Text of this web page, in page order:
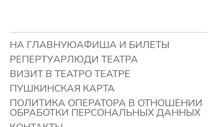
НА ГЛАВНУЮАФИША И БИЛЕТЫ
РЕПЕРТУАРЛЮДИ ТЕАТРА
ВИЗИТ В ТЕАТРО ТЕАТРЕ
ПУШКИНСКАЯ КАРТА
ПОЛИТИКА ОПЕРАТОРА В ОТНОШЕНИИ
ОБРАБОТКИ ПЕРСОНАЛЬНЫХ ДАННЫХ